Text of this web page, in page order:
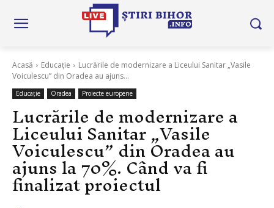
Acasă Educație
Lucrările de modernizare a Liceului Sanitar „Vasile
Voiculescu” din Oradea au ajuns...
Educație Oradea Proiecte europene
Lucrările de modernizare a
Liceului Sanitar „Vasile
Voiculescu” din Oradea au
ajuns la 70%. Când va fi
finalizat proiectul